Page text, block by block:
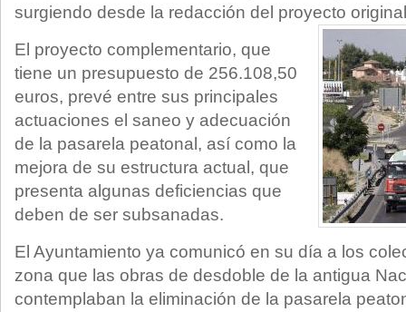
surgiendo desde la redacción del proyecto
El proyecto complementario, que
tiene un presupuesto de 256.108,50
euros, prevé entre sus principales
actuaciones el saneo y adecuación
de la pasarela peatonal, así como la
mejora de su estructura actual, que
presenta algunas deficiencias que
deben de ser subsanadas.
El Ayuntamiento ya comunicó en su día a los
zona que las obras de desdoble de la antigua
contemplaban la eliminación de la pasarela